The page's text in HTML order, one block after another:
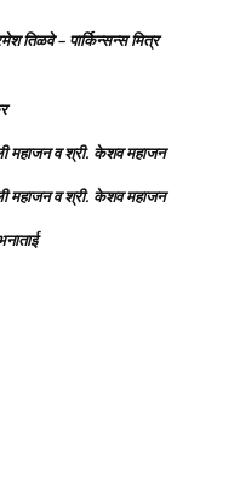
तिळवे – पार्किन्सन्स मित्र
महाजन व श्री. केशव महाजन
महाजन व श्री. केशव महाजन